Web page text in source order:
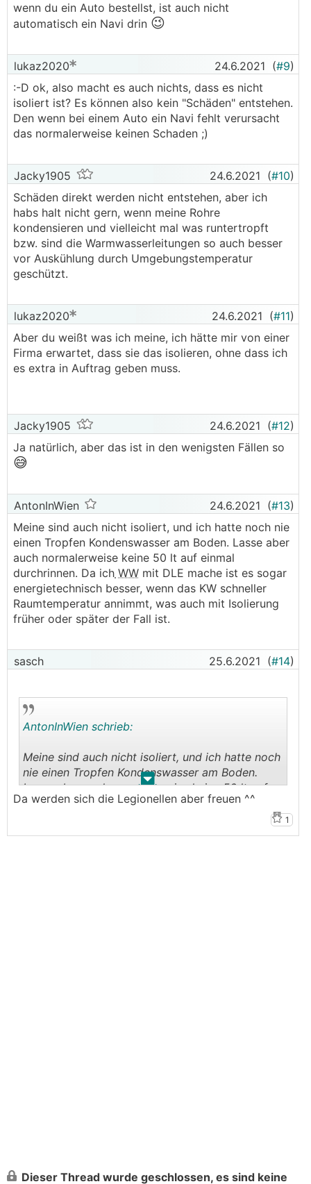
wenn du ein Auto bestellst, ist auch nicht
automatisch ein Navi drin 😉
lukaz2020 24.6.2021 (#9)
:-D ok, also macht es auch nichts, dass es nicht
isoliert ist? Es können also kein "Schäden" entstehen.
Den wenn bei einem Auto ein Navi fehlt verursacht
das normalerweise keinen Schaden ;)
Jacky1905 24.6.2021 (#10)
Schäden direkt werden nicht entstehen, aber ich
habs halt nicht gern, wenn meine Rohre
kondensieren und vielleicht mal was runtertropft
bzw. sind die Warmwasserleitungen so auch besser
vor Auskühlung durch Umgebungstemperatur
geschützt.
lukaz2020 24.6.2021 (#11)
Aber du weißt was ich meine, ich hätte mir von einer
Firma erwartet, dass sie das isolieren, ohne dass ich
es extra in Auftrag geben muss.
Jacky1905 24.6.2021 (#12)
Ja natürlich, aber das ist in den wenigsten Fällen so
😅
AntonInWien 24.6.2021 (#13)
Meine sind auch nicht isoliert, und ich hatte noch nie
einen Tropfen Kondenswasser am Boden. Lasse aber
auch normalerweise keine 50 lt auf einmal
durchrinnen. Da ich WW mit DLE mache ist es sogar
energietechnisch besser, wenn das KW schneller
Raumtemperatur annimmt, was auch mit Isolierung
früher oder später der Fall ist.
sasch 25.6.2021 (#14)
. .
AntonInWien schrieb:
Meine sind auch nicht isoliert, und ich hatte noch
nie einen Tropfen Kondenswasser am Boden.
Lasse aber auch normalerweise keine 50 lt auf
einmal durchrinnen. Da ichWWmit DLE mache
KW schneller Raumtemperatur annimmt, was
Da werden sich die Legionellen aber freuen ^^
1
Dieser Thread wurde geschlossen, es sind keine